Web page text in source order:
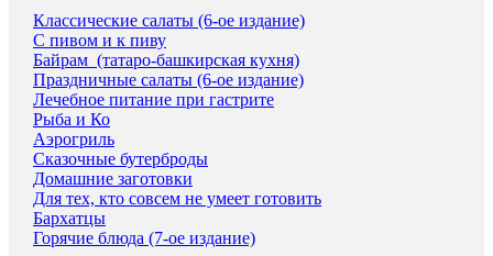
Классические салаты (6-ое издание)
С пивом и к пиву
Байрам_(татаро-башкирская кухня)
Праздничные салаты (6-ое издание)
Лечебное питание при гастрите
Рыба и Ко
Аэрогриль
Сказочные бутерброды
Домашние заготовки
Для тех, кто совсем не умеет готовить
Бархатцы
Горячие блюда (7-ое издание)